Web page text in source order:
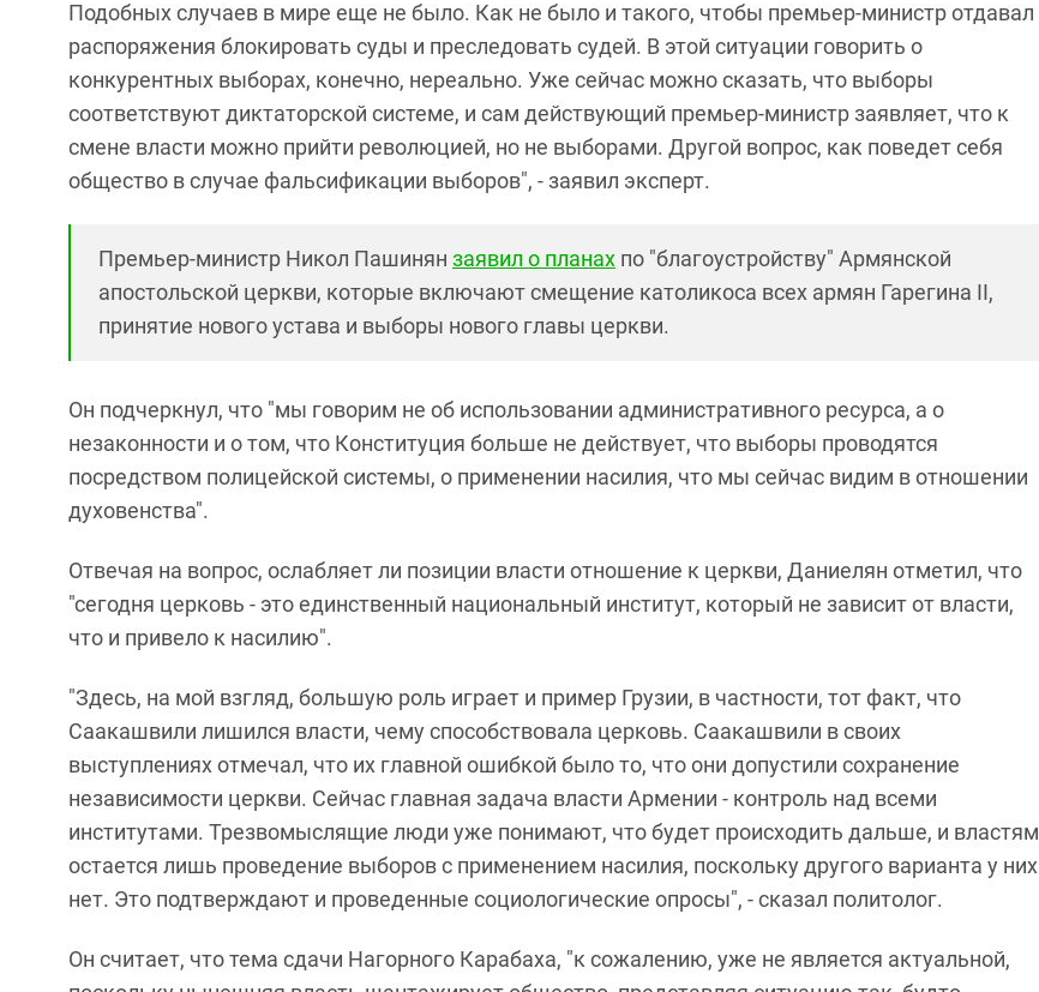
Подобных случаев в мире еще не было. Как не было и такого, чтобы премьер-министр отдавал
распоряжения блокировать суды и преследовать судей. В этой ситуации говорить о
конкурентных выборах, конечно, нереально. Уже сейчас можно сказать, что выборы
соответствуют диктаторской системе, и сам действующий премьер-министр заявляет, что к
смене власти можно прийти революцией, но не выборами. Другой вопрос, как поведет себя
общество в случае фальсификации выборов", - заявил эксперт.
Премьер-министр Никол Пашинян заявил о планах по "благоустройству" Армянской
апостольской церкви, которые включают смещение католикоса всех армян Гарегина II,
принятие нового устава и выборы нового главы церкви.
Он подчеркнул, что "мы говорим не об использовании административного ресурса, а о
незаконности и о том, что Конституция больше не действует, что выборы проводятся
посредством полицейской системы, о применении насилия, что мы сейчас видим в отношении
духовенства".
Отвечая на вопрос, ослабляет ли позиции власти отношение к церкви, Даниелян отметил, что
"сегодня церковь - это единственный национальный институт, который не зависит от власти,
что и привело к насилию".
"Здесь, на мой взгляд, большую роль играет и пример Грузии, в частности, тот факт, что
Саакашвили лишился власти, чему способствовала церковь. Саакашвили в своих
выступлениях отмечал, что их главной ошибкой было то, что они допустили сохранение
независимости церкви. Сейчас главная задача власти Армении - контроль над всеми
институтами. Трезвомыслящие люди уже понимают, что будет происходить дальше, и властям
остается лишь проведение выборов с применением насилия, поскольку другого варианта у них
нет. Это подтверждают и проведенные социологические опросы", - сказал политолог.
Он считает, что тема сдачи Нагорного Карабаха, "к сожалению, уже не является актуальной,